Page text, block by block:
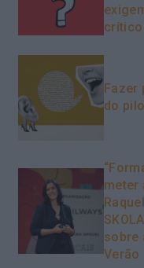
crítico
Fazer
do
meter
sobre
Verão